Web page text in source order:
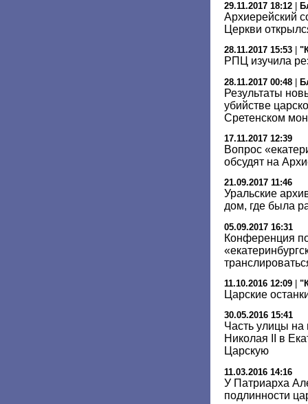
29.11.2017 18:12
Архиерейский
Церкви
28.11.2017 15:53
РПЦ изучила
28.11.2017 00:48
Результаты
убийстве
Сретенском
17.11.2017 12:39
Вопрос
обсудят на
21.09.2017 11:46
Уральские
дом, где была
05.09.2017 16:31
Конференция
11.10.2016 12:09
Царские
30.05.2016 15:41
Часть улицы на
Николая II в
Царскую
11.03.2016 14:16
У Патриарха
подлинности